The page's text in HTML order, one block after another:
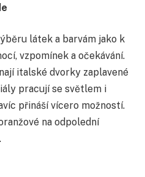
látek a barvám jako k
vzpomínek a očekávání.
italské dvorky zaplavené
pracují se světlem i
přináší vícero možností.
na odpolední